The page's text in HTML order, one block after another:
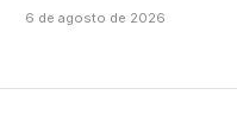
6 de agosto de 2026